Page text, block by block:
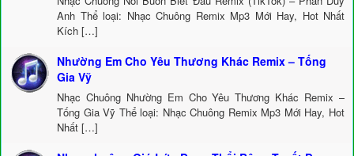
Anh Thể loại: Nhạc Chuông Remix Mp3 Mới Hay, Hot Nhất
Kích […]
Nhường Em Cho Yêu Thương Khác Remix – Tống
Gia Vỹ
Nhạc Chuông Nhường Em Cho Yêu Thương Khác Remix –
Tống Gia Vỹ Thể loại: Nhạc Chuông Remix Mp3 Mới Hay, Hot
Nhất […]